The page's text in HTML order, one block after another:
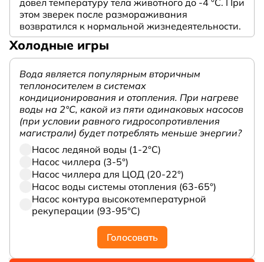
этом зверек после размораживания
возвратился к нормальной жизнедеятельности.
Холодные игры
Вода является популярным вторичным
теплоносителем в системах
кондиционирования и отопления. При нагреве
воды на 2°С, какой из пяти одинаковых насосов
(при условии равного гидросопротивления
магистрали) будет потреблять меньше энергии?
Насос ледяной воды (1-2°С)
Насос чиллера (3-5°)
Насос чиллера для ЦОД (20-22°)
Насос воды системы отопления (63-65°)
Насос контура высокотемпературной
рекуперации (93-95°С)
Голосовать